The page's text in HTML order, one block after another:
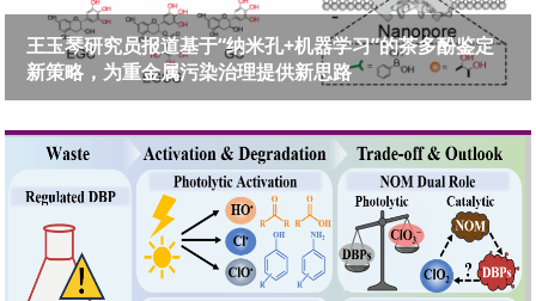
王玉琴研究员报道基于“纳米孔+机器学习”的茶多酚鉴定
新策略，为重金属污染治理提供新思路